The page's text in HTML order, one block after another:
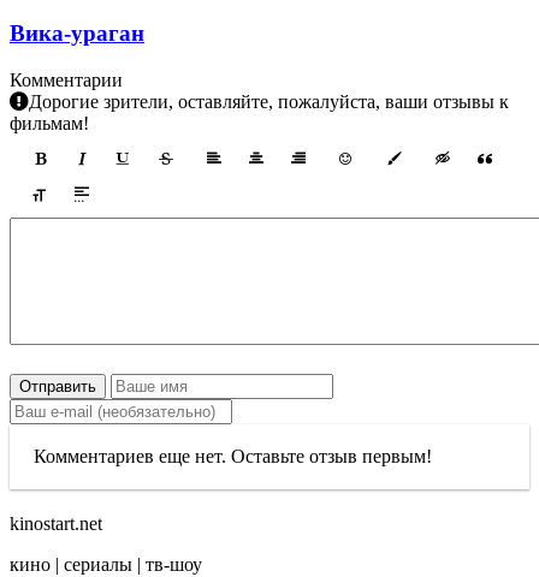
Вика-ураган
Комментарии
Дорогие зрители, оставляйте, пожалуйста, ваши отзывы к
фильмам!
Отправить
Комментариев еще нет. Оставьте отзыв первым!
kinostart.net
кино | сериалы | тв-шоу